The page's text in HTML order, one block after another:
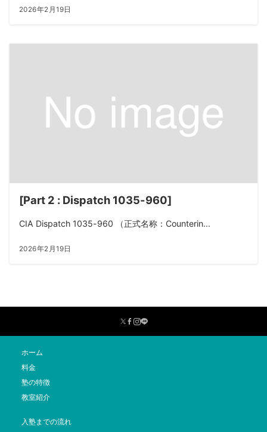
2026年2月19日
[Part 2 : Dispatch 1035-960]
CIA Dispatch 1035-960 （正式名称：Counterin...
2026年2月19日
ホーム
料金
塾の特徴
教室紹介
入塾までの流れ